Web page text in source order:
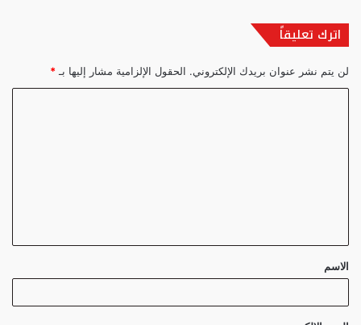
اترك تعليقاً
لن يتم نشر عنوان بريدك الإلكتروني. الحقول الإلزامية مشار إليها بـ *
ق
*
الاسم